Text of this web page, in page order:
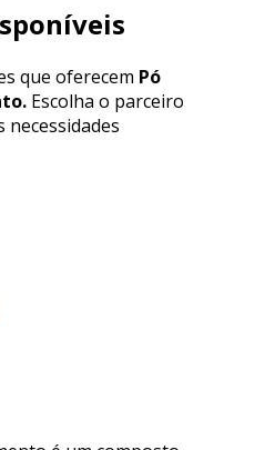
que oferecem Pó
Escolha o parceiro
necessidades